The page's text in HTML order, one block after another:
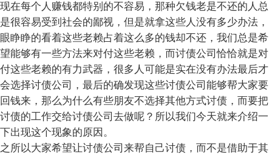
现在每个人赚钱都特别的不容易，那种欠钱老是不还的人总
是很容易受到社会的鄙视，但是就拿这些人没有多少办法，
眼睁睁的看着这些老赖占着这么多的钱却不还，我们总是希
望能够有一些方法来对付这些老赖，而讨债公司恰恰就是对
付这些老赖的有力武器，很多人可能是实在没有办法最后才
会选择讨债公司，最后的确发现这些讨债公司能够帮大家要
回钱来，那么为什么有些朋友不选择其他方式讨债，而要把
讨债的工作交给讨债公司去做呢？所以我们今天就来介绍一
下出现这个现象的原因。
之所以大家希望让讨债公司来帮自己讨债，而不是借助于其